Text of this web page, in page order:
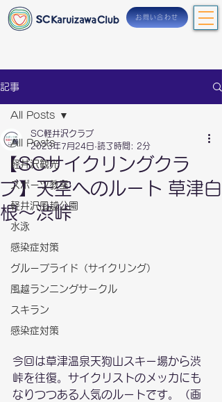
お問い合わせ
記事
All Posts
軽井沢観光
スポーツ教室
軽井沢風越公園
水泳
感染症対策
グループライド（サイクリング）
風越ランニングサークル
スキラン
感染症対策
All Posts
【SCサイクリングクラ
ブ】天空へのルート 草津白
根～渋峠
SC軽井沢クラブ
2023年7月24日 読了時間: 2分
今回は草津温泉天狗山スキー場から渋
峠を往復。サイクリストのメッカにも
なりつつある人気のルートです。（画